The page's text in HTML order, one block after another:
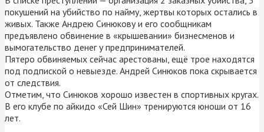
покушений на убийство по найму, жертвы которых остались в
живых. Также Андрею Синюкову и его сообщникам
предъявлено обвинение в «крышевании» бизнесменов и
вымогательство денег у предпринимателей.
Пятеро обвиняемых сейчас арестованы, ещё трое находятся
под подпиской о невыезде. Андрей Синюков пока скрывается
от следствия.
Отметим, что Синюков хорошо известен в спортивных кругах.
В его клубе по айкидо «Сей Шин» тренируются юноши от 16
лет.